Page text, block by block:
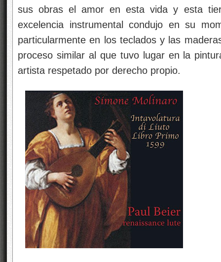
sus obras el amor en esta vida y esta
excelencia instrumental condujo en su
particularmente en los teclados y las
proceso similar al que tuvo lugar en la
artista respetado por derecho propio.